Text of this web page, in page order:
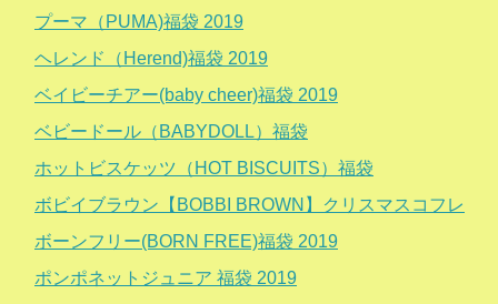
プーマ（PUMA)福袋 2019
ヘレンド（Herend)福袋 2019
ベイビーチアー(baby cheer)福袋 2019
ベビードール（BABYDOLL）福袋
ホットビスケッツ（HOT BISCUITS）福袋
ボビイブラウン【BOBBI BROWN】クリスマスコフレ
ボーンフリー(BORN FREE)福袋 2019
ポンポネットジュニア 福袋 2019